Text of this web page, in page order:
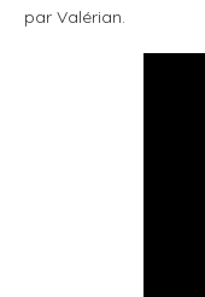
par Valérian.